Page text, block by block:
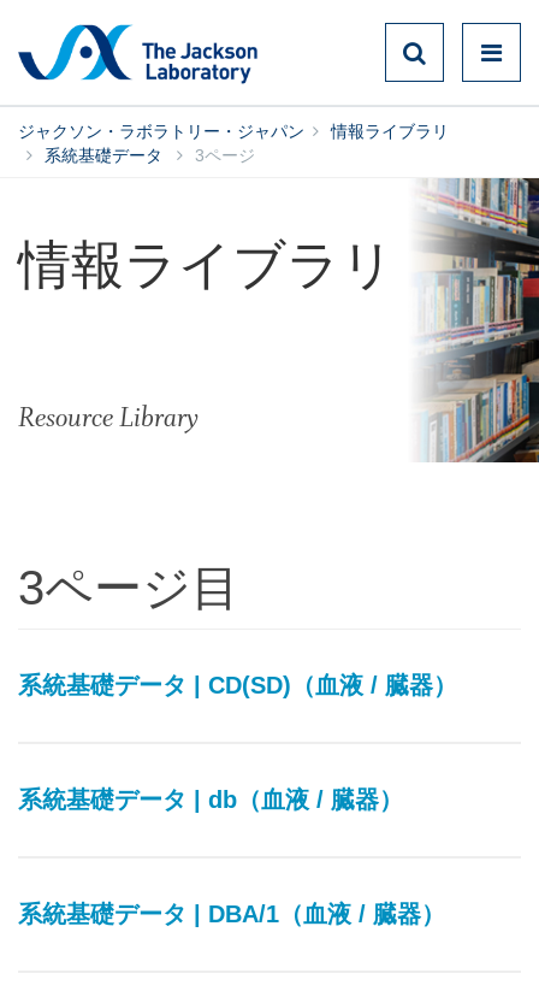
ジャクソン・ラボラトリー・ジャパン
情報ライブラリ
系統基礎データ
3ページ
情報ライブラリ
Resource Library
3ページ目
系統基礎データ | CD(SD)（血液 / 臓器）
系統基礎データ | db（血液 / 臓器）
系統基礎データ | DBA/1（血液 / 臓器）